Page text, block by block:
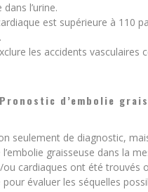
l’urine.
est supérieure à 110
les accidents vasculaires
Pronostic d’embolie
seulement de diagnostic,
graisseuse dans la
cardiaques ont été trouvés
évaluer les séquelles